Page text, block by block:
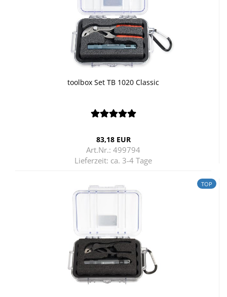
tool­box Set TB 1020 Clas­sic
83,18 EUR
Art.Nr.: 499794
Lieferzeit: ca. 3-4 Tage
TOP